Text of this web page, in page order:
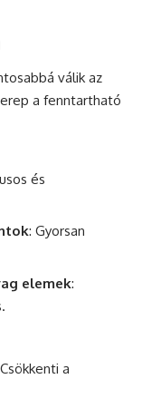
válik az
a fenntartható
és
: Gyorsan
elemek:
a